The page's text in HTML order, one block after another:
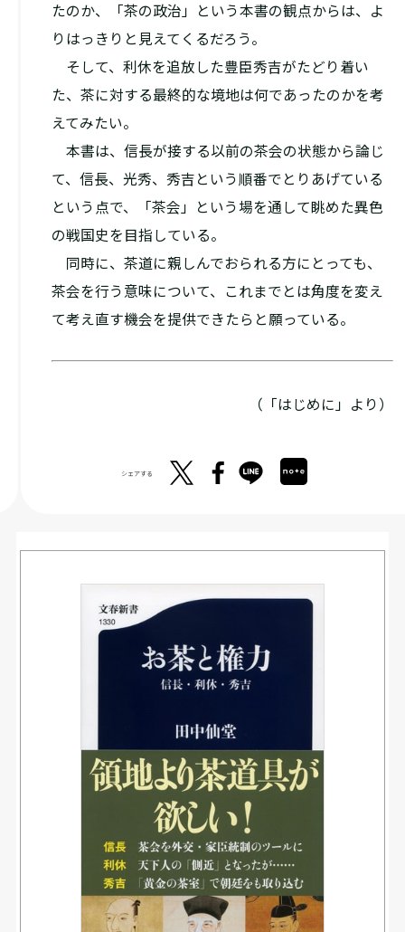
たのか、「茶の政治」という本書の観点からは、よ
りはっきりと見えてくるだろう。
そして、利休を追放した豊臣秀吉がたどり着い
た、茶に対する最終的な境地は何であったのかを考
えてみたい。
本書は、信長が接する以前の茶会の状態から論じ
て、信長、光秀、秀吉という順番でとりあげている
という点で、「茶会」という場を通して眺めた異色
の戦国史を目指している。
同時に、茶道に親しんでおられる方にとっても、
茶会を行う意味について、これまでとは角度を変え
て考え直す機会を提供できたらと願っている。
（「はじめに」より）
シェアする